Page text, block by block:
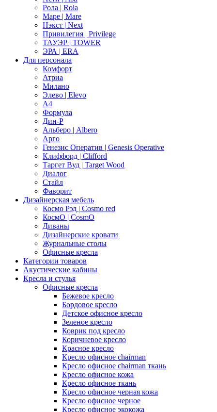
Рола | Rola
Маре | Mare
Нэкст | Next
Привилегия | Privilege
ТАУЭР | TOWER
ЭРА | ERA
Для персонала
Комфорт
Атриа
Милано
Элево | Elevo
А4
Формула
Дин-Р
Альберо | Albero
Арго
Генезис Оператив | Genesis Operative
Клиффорд | Clifford
Таргет Вуд | Target Wood
Диалог
Стайл
Фаворит
Дизайнерская мебель
Космо Рэд | Cosmo red
КосмО | CosmO
Диваны
Дизайнерские кровати
Журнальные столы
Офисные кресла
Категории товаров
Акустические кабины
Кресла и стулья
Офисные кресла
Бежевое кресло
Бордовое кресло
Детское офисное кресло
Зеленое кресло
Коврик под кресло
Коричневое кресло
Красное кресло
Кресло офисное chairman
Кресло офисное chairman ткань
Кресло офисное кожа
Кресло офисное ткань
Кресло офисное черная кожа
Кресло офисное черное
Кресло офисное экокожа